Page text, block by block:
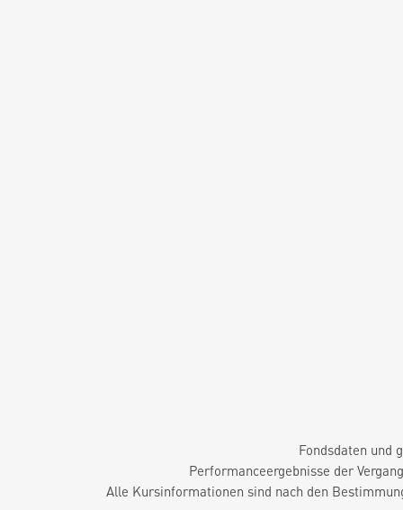
Fondsdaten und
Performanceergebnisse der
Alle Kursinformationen sind nach den